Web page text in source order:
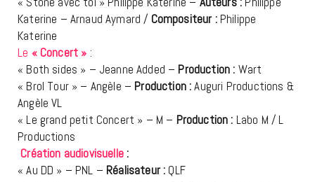
Katerine – Arnaud Aymard / Compositeur : Philippe
Katerine
Le « Concert » :
« Both sides » – Jeanne Added – Production : Wart
« Brol Tour » – Angèle – Production :Auguri Productions &
Angèle VL
« Le grand petit Concert » – M – Production : Labo M / L
Productions
Création audiovisuelle:
« Au DD » – PNL – Réalisateur : QLF